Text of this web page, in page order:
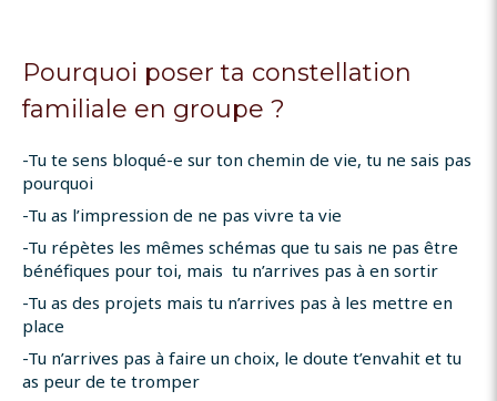
Pourquoi poser ta constellation
familiale en groupe ?
-Tu te sens bloqué-e sur ton chemin de vie, tu ne sais pas
pourquoi
-Tu as l’impression de ne pas vivre ta vie
-Tu répètes les mêmes schémas que tu sais ne pas être
bénéfiques pour toi, mais tu n’arrives pas à en sortir
-Tu as des projets mais tu n’arrives pas à les mettre en
place
-Tu n’arrives pas à faire un choix, le doute t’envahit et tu
as peur de te tromper